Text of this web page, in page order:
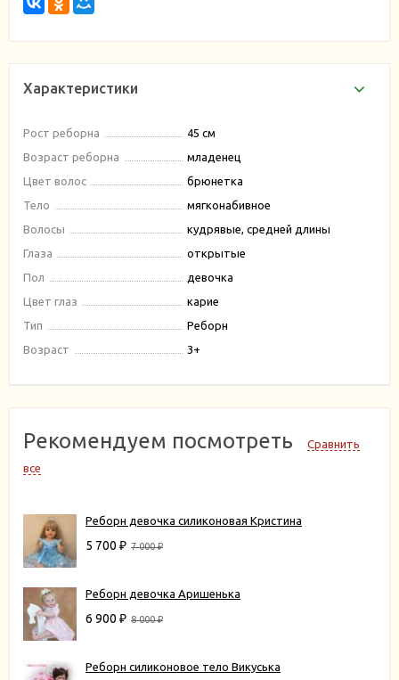
Характеристики
Рост реборна
45 см
Возраст реборна
младенец
Цвет волос
брюнетка
Тело
мягконабивное
Волосы
кудрявые, средней длины
Глаза
открытые
Пол
девочка
Цвет глаз
карие
Тип
Реборн
Возраст
3+
Рекомендуем посмотреть
Сравнить
все
Реборн девочка силиконовая Кристина
5 700 ₽ 7 000₽
Реборн девочка Аришенька
6 900 ₽ 8 000₽
Реборн силиконовое тело Викуська